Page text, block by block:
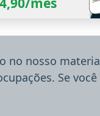
no nosso
Se